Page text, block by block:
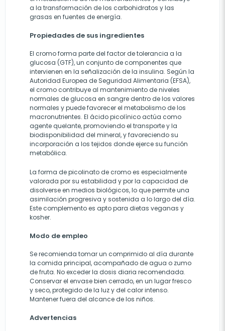
a la transformación de los carbohidratos y las
grasas en fuentes de energía.
Propiedades de sus ingredientes
El cromo forma parte del factor de tolerancia a la
glucosa (GTF), un conjunto de componentes que
intervienen en la señalización de la insulina. Según la
Autoridad Europea de Seguridad Alimentaria (EFSA),
el cromo contribuye al mantenimiento de niveles
normales de glucosa en sangre dentro de los valores
normales y puede favorecer el metabolismo de los
macronutrientes. El ácido picolínico actúa como
agente quelante, promoviendo el transporte y la
biodisponibilidad del mineral, y favoreciendo su
incorporación a los tejidos donde ejerce su función
metabólica.
La forma de picolinato de cromo es especialmente
valorada por su estabilidad y por la capacidad de
disolverse en medios biológicos, lo que permite una
asimilación progresiva y sostenida a lo largo del día.
Este complemento es apto para dietas veganas y
kosher.
Modo de empleo
Se recomienda tomar un comprimido al día durante
la comida principal, acompañado de agua o zumo
de fruta. No exceder la dosis diaria recomendada.
Conservar el envase bien cerrado, en un lugar fresco
y seco, protegido de la luz y del calor intenso.
Mantener fuera del alcance de los niños.
Advertencias